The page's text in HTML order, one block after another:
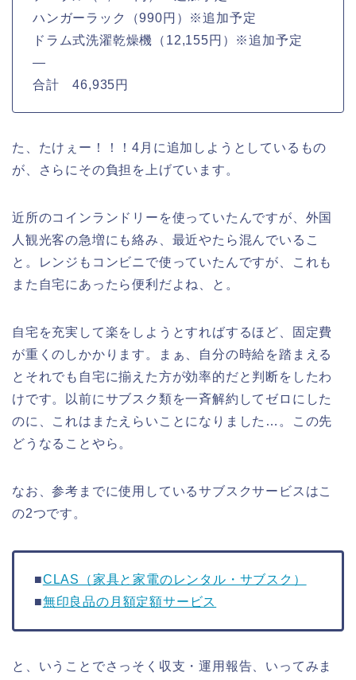
ハンガーラック（990円）※追加予定
ドラム式洗濯乾燥機（12,155円）※追加予定
—
合計 46,935円
た、たけぇー！！！4月に追加しようとしているもの
が、さらにその負担を上げています。
近所のコインランドリーを使っていたんですが、外国
人観光客の急増にも絡み、最近やたら混んでいるこ
と。レンジもコンビニで使っていたんですが、これも
また自宅にあったら便利だよね、と。
自宅を充実して楽をしようとすればするほど、固定費
が重くのしかかります。まぁ、自分の時給を踏まえる
とそれでも自宅に揃えた方が効率的だと判断をしたわ
けです。以前にサブスク類を一斉解約してゼロにした
のに、これはまたえらいことになりました…。この先
どうなることやら。
なお、参考までに使用しているサブスクサービスはこ
の2つです。
■CLAS（家具と家電のレンタル・サブスク）
■無印良品の月額定額サービス
と、いうことでさっそく収支・運用報告、いってみま